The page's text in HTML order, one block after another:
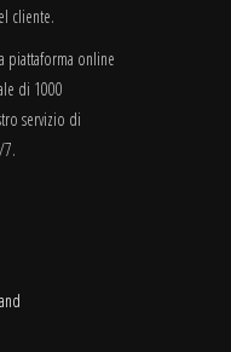
cliente.
piattaforma online
di 1000
servizio di